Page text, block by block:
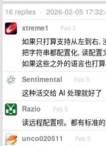
16 replies • 2026-02-05
xtreme1 Feb 5
如果只打算支持从左到右,
把字符串都配置化, 读配置
如果这些之外的语言也打
Sentimental Feb 5
这种活交给 AI 处理就好了
Razio Feb 5
读远程配置呗。都有标准的
unco020511 Feb 5